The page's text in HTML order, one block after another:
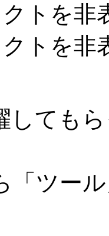
トを非
トを非
しても
「ツー